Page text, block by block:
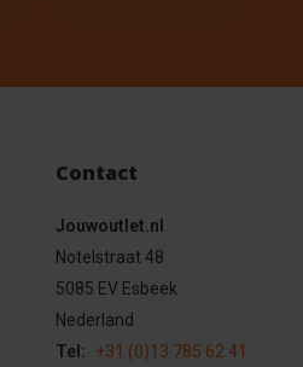
Contact
Jouwoutlet.nl
Notelstraat 48
5085 EV Esbeek
Nederland
Tel:
+31 (0)13 785 62 41